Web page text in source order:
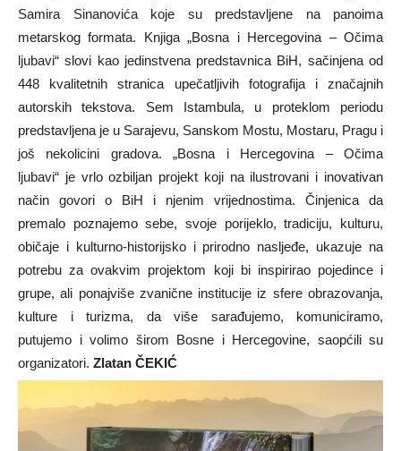
Samira Sinanovića koje su predstavljene na panoima
metarskog formata. Knjiga „Bosna i Hercegovina – Očima
ljubavi“ slovi kao jedinstvena predstavnica BiH, sačinjena od
448 kvalitetnih stranica upečatljivih fotografija i značajnih
autorskih tekstova. Sem Istambula, u proteklom periodu
predstavljena je u Sarajevu, Sanskom Mostu, Mostaru, Pragu i
još nekolicini gradova. „Bosna i Hercegovina – Očima
ljubavi“ je vrlo ozbiljan projekt koji na ilustrovani i inovativan
način govori o BiH i njenim vrijednostima. Činjenica da
premalo poznajemo sebe, svoje porijeklo, tradiciju, kulturu,
običaje i kulturno-historijsko i prirodno nasljeđe, ukazuje na
potrebu za ovakvim projektom koji bi inspirirao pojedince i
grupe, ali ponajviše zvanične institucije iz sfere obrazovanja,
kulture i turizma, da više sarađujemo, komuniciramo,
putujemo i volimo širom Bosne i Hercegovine, saopćili su
organizatori. Zlatan ČEKIĆ